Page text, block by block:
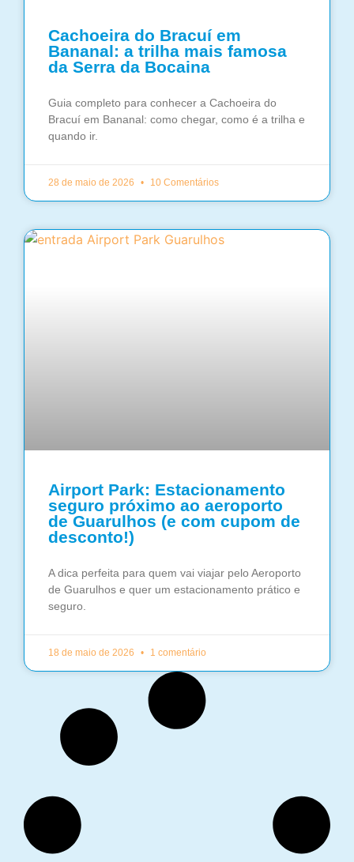
Cachoeira do Bracuí em
Bananal: a trilha mais famosa
da Serra da Bocaina
Guia completo para conhecer a Cachoeira do
Bracuí em Bananal: como chegar, como é a trilha e
quando ir.
28 de maio de 2026 10 Comentários
Airport Park: Estacionamento
seguro próximo ao aeroporto
de Guarulhos (e com cupom de
desconto!)
A dica perfeita para quem vai viajar pelo Aeroporto
de Guarulhos e quer um estacionamento prático e
seguro.
18 de maio de 2026 1 comentário